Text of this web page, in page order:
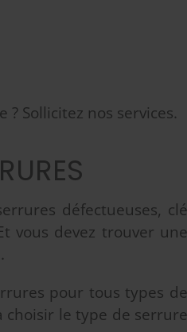
Sollicitez nos services.
défectueuses, clé
vous devez trouver une
pour tous types de
choisir le type de serrure